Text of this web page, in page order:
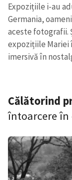
Expozițiile i-au
Germania,
aceste fotografii.
expozițiile Mariei
imersivă în
Călătorind
întoarcere în